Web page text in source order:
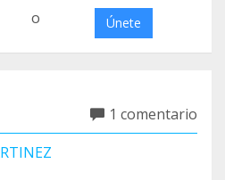
o Únete
1 comentario